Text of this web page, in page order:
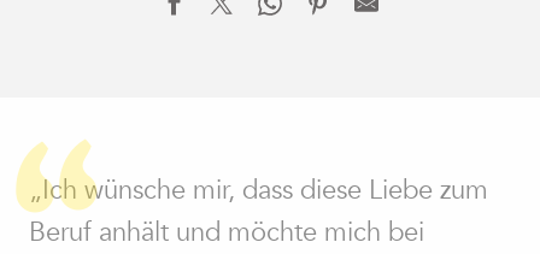
„Ich wünsche mir, dass diese Liebe zum
Beruf anhält und möchte mich bei